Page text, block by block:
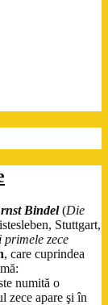
Bindel(Die
Stuttgart,
primele zece
, care cuprindea
numită o
zece apare şi în